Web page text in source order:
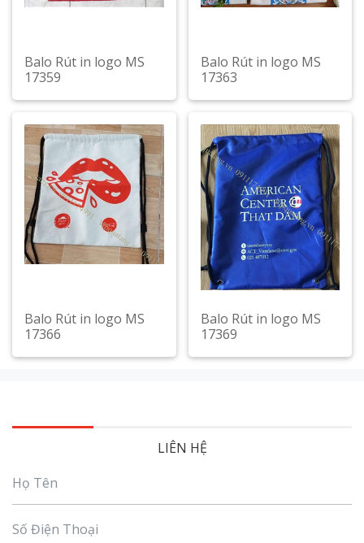
Balo Rút in logo MS
17359
Xem chi tiết
Balo Rút in logo MS
17363
Xem chi tiết
Balo Rút in logo MS
17366
Xem chi tiết
Balo Rút in logo MS
17369
Xem chi tiết
LIÊN HỆ